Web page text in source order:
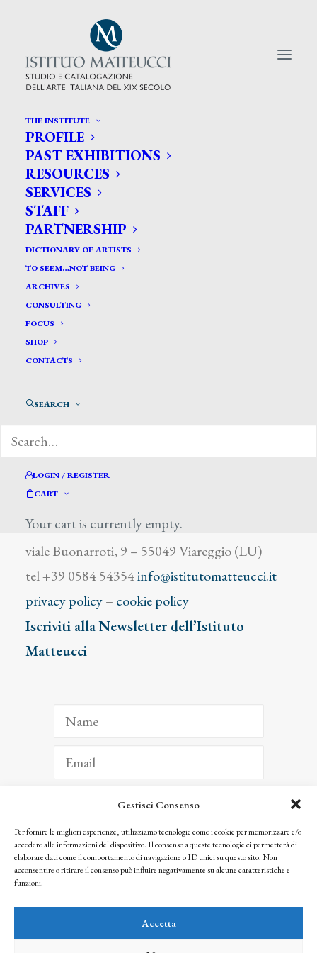
Gestisci Consenso
Per fornire le migliori esperienze, utilizziamo tecnologie come i cookie per memorizzare e/o
accedere alle informazioni del dispositivo. Il consenso a queste tecnologie ci permetterà di
elaborare dati come il comportamento di navigazione o ID unici su questo sito. Non
acconsentire o ritirare il consenso può influire negativamente su alcune caratteristiche e
funzioni.
Accetta
THE INSTITUTE
PROFILE
PAST EXHIBITIONS
RESOURCES
SERVICES
STAFF
PARTNERSHIP
DICTIONARY OF ARTISTS
TO SEEM…NOT BEING
ARCHIVES
CONSULTING
FOCUS
SHOP
CONTACTS
SEARCH
LOGIN / REGISTER
CART
Your cart is currently empty.
CERCA TRA GLI ARTISTI:
Search
for:
Fedi Pio
Istituto Matteucci
viale Buonarroti, 9 – 55049 Viareggio (LU)
tel +39 0584 54354info@istitutomatteucci.it
privacy policy– cookie policy
Iscriviti alla Newsletter dell’Istituto
Matteucci
ISCRIVITI
Facendo clic per iscriverti, riconosci che le tue informazioni saranno trattate
seguendo la nostra Privacy Policy
© 2025 Istituto Matteucci. All right reserved
l’autorizzazione scritta dei proprietari dei diritti e dell’Istituto Matteucci